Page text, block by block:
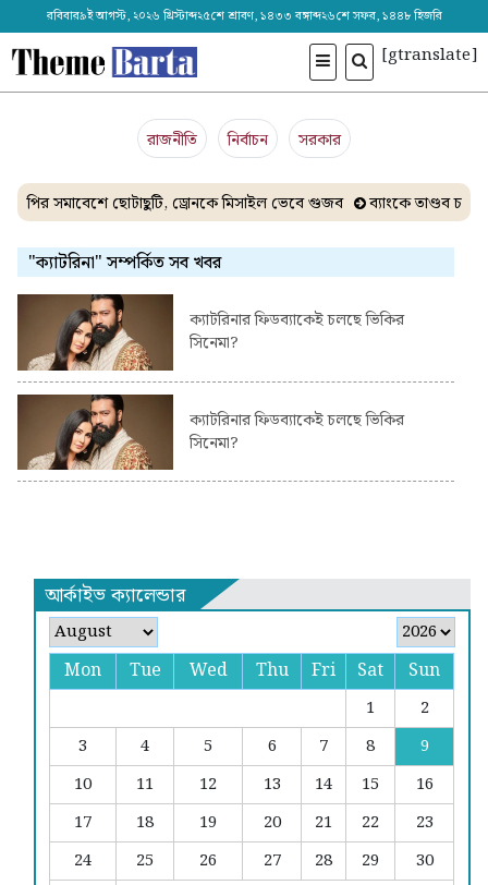
রবিবার৯ই আগস্ট, ২০২৬ খ্রিস্টাব্দ২৫শে শ্রাবণ, ১৪৩৩ বঙ্গাব্দ২৬শে সফর, ১৪৪৮ হিজরি
[gtranslate]
রাজনীতি নির্বাচন সরকার
সমাবেশে ছোটাছুটি, ড্রোনকে মিসাইল ভেবে গুজব ব্যাংকে তাণ্ডব
"ক্যাটরিনা" সম্পর্কিত সব খবর
ক্যাটরিনার ফিডব্যাকেই চলছে ভিকির
সিনেমা?
ক্যাটরিনার ফিডব্যাকেই চলছে ভিকির
সিনেমা?
আর্কাইভ ক্যালেন্ডার
Mon Tue Wed Thu Fri Sat Sun
1
2
3
4 5 6 7 8
9
10
11 12 13 14 15
16
17
18 19 20 21 22
23
24
25 26 27 28 29
30